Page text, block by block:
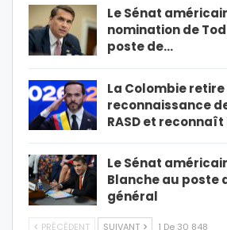
Le Sénat
nomination de
poste de…
La Colombie retire
reconnaissance
RASD et
Le Sénat
Blanche au poste
général
PRÉCÉDENT SUIVANT 1 De 30 848